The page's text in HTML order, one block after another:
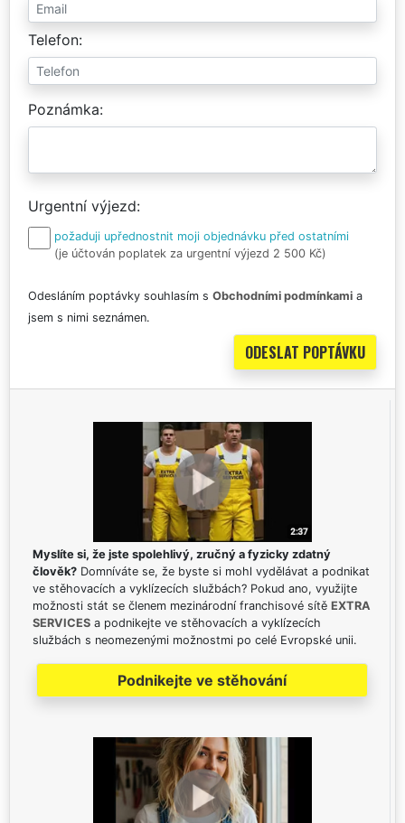
Telefon
Poznámka
Urgentní výjezd
požaduji upřednostnit moji objednávku před ostatními
(je účtován poplatek za urgentní výjezd 2 500 Kč)
Odesláním poptávky souhlasím s Obchodními podmínkami a
jsem s nimi seznámen.
Myslíte si, že jste spolehlivý, zručný a fyzicky zdatný
člověk? Domníváte se, že byste si mohl vydělávat a podnikat
ve stěhovacích a vyklízecích službách? Pokud ano, využijte
možnosti stát se členem mezinárodní franchisové sítě EXTRA
SERVICES a podnikejte ve stěhovacích a vyklízecích
službách s neomezenými možnostmi po celé Evropské unii.
Podnikejte ve stěhování